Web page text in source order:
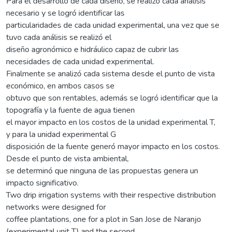
necesario y se logró identificar las
particularidades de cada unidad experimental, una vez que se
tuvo cada análisis se realizó el
diseño agronómico e hidráulico capaz de cubrir las
necesidades de cada unidad experimental.
Finalmente se analizó cada sistema desde el punto de vista
económico, en ambos casos se
obtuvo que son rentables, además se logró identificar que la
topografía y la fuente de agua tienen
el mayor impacto en los costos de la unidad experimental T,
y para la unidad experimental G
disposición de la fuente generó mayor impacto en los costos.
Desde el punto de vista ambiental,
se determinó que ninguna de las propuestas genera un
impacto significativo.
Two drip irrigation systems with their respective distribution
networks were designed for
coffee plantations, one for a plot in San Jose de Naranjo